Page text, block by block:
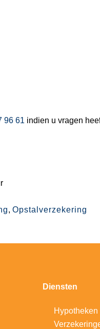
96 61 indien u vragen
, Opstalverzekering
Diensten
Hypotheken
V